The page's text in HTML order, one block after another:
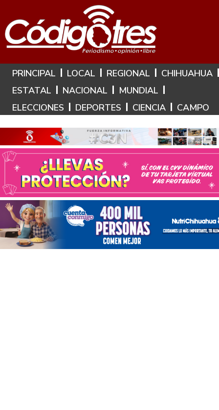
Hoy es: 6 de Agosto de 2026
PRINCIPAL LOCAL REGIONAL
CHIHUAHUA
ESTATAL
NACIONAL
MUNDIAL
ELECCIONES
DEPORTES CIENCIA CAMPO